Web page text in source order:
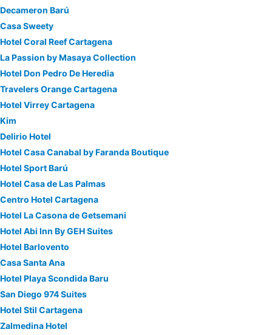
Decameron Barú
Casa Sweety
Hotel Coral Reef Cartagena
La Passion by Masaya Collection
Hotel Don Pedro De Heredia
Travelers Orange Cartagena
Hotel Virrey Cartagena
Kim
Delirio Hotel
Hotel Casa Canabal by Faranda Boutique
Hotel Sport Barú
Hotel Casa de Las Palmas
Centro Hotel Cartagena
Hotel La Casona de Getsemani
Hotel Abi Inn By GEH Suites
Hotel Barlovento
Casa Santa Ana
Hotel Playa Scondida Baru
San Diego 974 Suites
Hotel Stil Cartagena
Zalmedina Hotel